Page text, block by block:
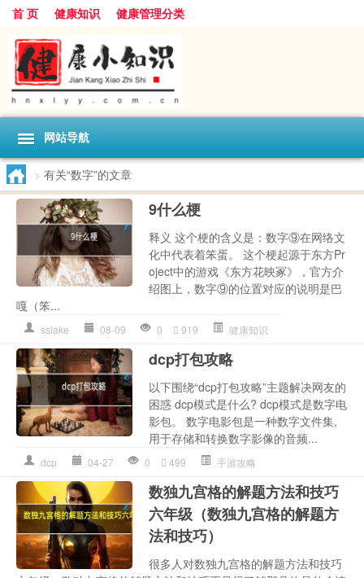
首 页 健康知识 健康管理分类
网站导航
> 有关“数字”的文章
9什么梗
释义 这个梗的含义是：数字⑨在网络文
化中代表着笨蛋。 这个梗起源于东方Pr
oject中的游戏《东方花映冢》，官方介
绍图上，数字⑨的位置对应的说明是巴
嘎（笨...
sslake 08-09 0 919 健康知识
dcp打包攻略
以下围绕“dcp打包攻略”主题解决网友的
困惑 dcp模式是什么? dcp模式是数字电
影包。 数字电影包是一种数字文件集,
用于存储和转换数字影像的音频...
dcp 04-27 0 499 手游攻略
数独九宫格的解题方法和技巧
六年级（数独九宫格的解题方
法和技巧）
很多人对数独九宫格的解题方法和技巧